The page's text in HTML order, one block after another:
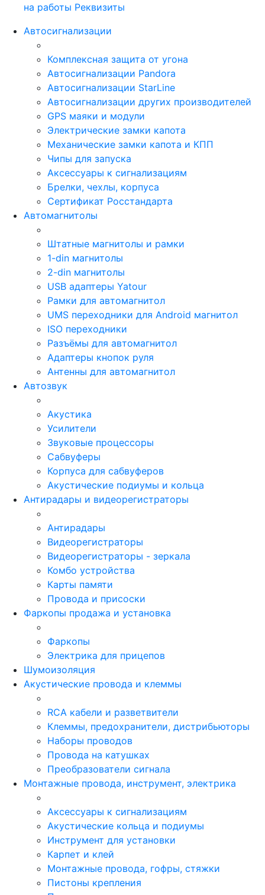
на работы Реквизиты
Автосигнализации
Комплексная защита от угона
Автосигнализации Pandora
Автосигнализации StarLine
Автосигнализации других производителей
GPS маяки и модули
Электрические замки капота
Механические замки капота и КПП
Чипы для запуска
Аксессуары к сигнализациям
Брелки, чехлы, корпуса
Сертификат Росстандарта
Автомагнитолы
Штатные магнитолы и рамки
1-din магнитолы
2-din магнитолы
USB адаптеры Yatour
Рамки для автомагнитол
UMS переходники для Android магнитол
ISO переходники
Разъёмы для автомагнитол
Адаптеры кнопок руля
Антенны для автомагнитол
Автозвук
Акустика
Усилители
Звуковые процессоры
Сабвуферы
Корпуса для сабвуферов
Акустические подиумы и кольца
Антирадары и видеорегистраторы
Антирадары
Видеорегистраторы
Видеорегистраторы - зеркала
Комбо устройства
Карты памяти
Провода и присоски
Фаркопы продажа и установка
Фаркопы
Электрика для прицепов
Шумоизоляция
Акустические провода и клеммы
RCA кабели и разветвители
Клеммы, предохранители, дистрибьюторы
Наборы проводов
Провода на катушках
Преобразователи сигнала
Монтажные провода, инструмент, электрика
Аксессуары к сигнализациям
Акустические кольца и подиумы
Инструмент для установки
Карпет и клей
Монтажные провода, гофры, стяжки
Пистоны крепления